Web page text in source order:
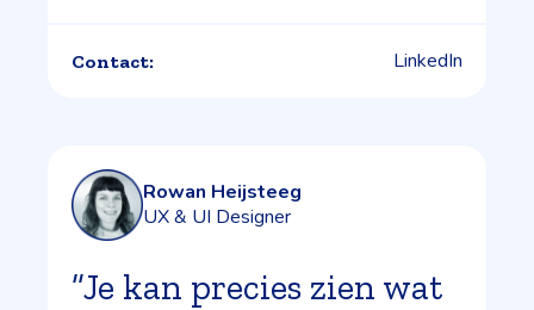
Contact: LinkedIn
Rowan Heijsteeg
UX & UI Designer
”Je kan precies zien wat